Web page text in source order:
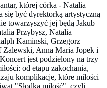
której córka - Natalia
się być dyrektorką artystyczną
towarzyszyć jej będą Jakub
Przybysz, Natalia
Kaminski, Grzegorz
Zalewski, Anna Maria Jopek i
jest podzielony na trzy
od etapu zakochania,
komplikacje, które miłości
"Słodka miłość", czyli